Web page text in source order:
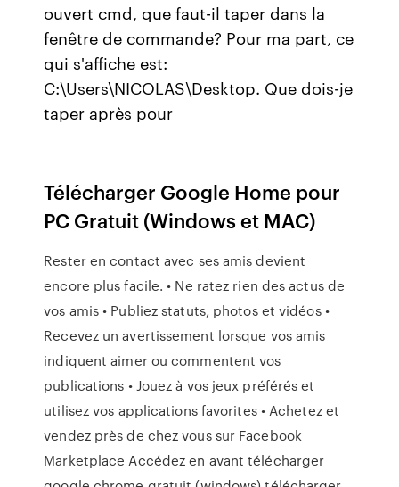
ouvert cmd, que faut-il taper dans la
fenêtre de commande? Pour ma part, ce
qui s'affiche est:
C:\Users\NICOLAS\Desktop. Que dois-je
taper après pour
Télécharger Google Home pour
PC Gratuit (Windows et MAC)
Rester en contact avec ses amis devient
encore plus facile. • Ne ratez rien des actus de
vos amis • Publiez statuts, photos et vidéos •
Recevez un avertissement lorsque vos amis
indiquent aimer ou commentent vos
publications • Jouez à vos jeux préférés et
utilisez vos applications favorites • Achetez et
vendez près de chez vous sur Facebook
Marketplace Accédez en avant télécharger